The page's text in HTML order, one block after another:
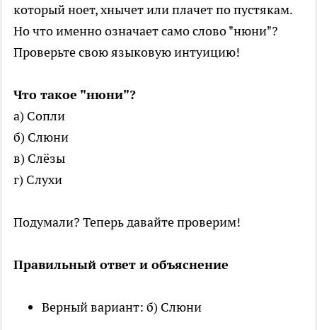
который ноет, хнычет или плачет по пустякам.
Но что именно означает само слово "нюни"?
Проверьте свою языковую интуицию!
Что такое "нюни"?
а) Сопли
б) Слюни
в) Слёзы
г) Слухи
Подумали? Теперь давайте проверим!
Правильный ответ и объяснение
Верный вариант: б) Слюни